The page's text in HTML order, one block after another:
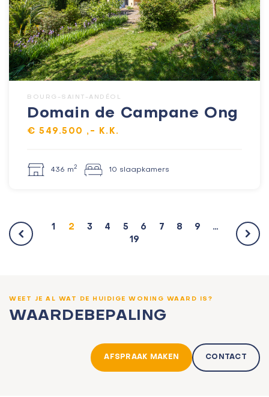
BOURG-SAINT-ANDÉOL
Domain de Campane Ong
€ 549.500 ,- K.K.
436 m2 10 slaapkamers
1 2 3 4 5 6 7 8 9
…
19
WEET JE AL WAT DE HUIDIGE WONING WAARD IS?
WAARDEBEPALING
AFSPRAAK MAKEN CONTACT